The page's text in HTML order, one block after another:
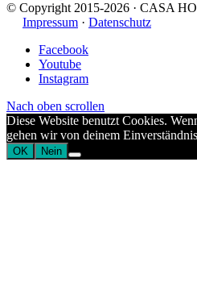
© Copyright 2015-2026 · CASA
Impressum · Datenschutz
Facebook
Youtube
Instagram
Nach oben scrollen
Diese Website benutzt Cookies.
gehen wir von deinem
OK Nein